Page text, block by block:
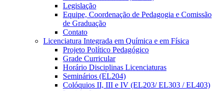
Legislação
Equipe, Coordenação de Pedagogia e Comissão
de Graduação
Contato
Licenciatura Integrada em Química e em Física
Projeto Político Pedagógico
Grade Curricular
Horário Disciplinas Licenciaturas
Seminários (EL204)
Colóquios II, III e IV (EL203/ EL303 / EL403)